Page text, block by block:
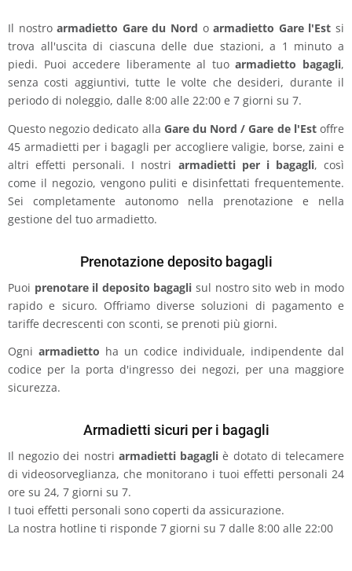
Il nostroarmadietto Gare du Nord oarmadietto Gare l'Est si
trova all'uscita di ciascuna delle due stazioni, a 1 minuto a
piedi. Puoi accedere liberamente al tuoarmadietto bagagli,
senza costi aggiuntivi, tutte le volte che desideri, durante il
periodo di noleggio, dalle 8:00 alle 22:00 e 7 giorni su 7.
Questo negozio dedicato alla Gare du Nord / Gare de l'Estoffre
45 armadietti per i bagagli per accogliere valigie, borse, zaini e
altri effetti personali. I nostri armadietti per i bagagli, così
come il negozio, vengono puliti e disinfettati frequentemente.
Sei completamente autonomo nella prenotazione e nella
gestione del tuo armadietto.
Prenotazione deposito bagagli
Puoi prenotare il deposito bagagli sul nostro sito web in modo
rapido e sicuro. Offriamo diverse soluzioni di pagamento e
tariffe decrescenti con sconti, se prenoti più giorni.
Ogni armadietto ha un codice individuale, indipendente dal
codice per la porta d'ingresso dei negozi, per una maggiore
sicurezza.
Armadietti sicuri per i bagagli
Il negozio dei nostri armadietti bagagli è dotato di telecamere
di videosorveglianza, che monitorano i tuoi effetti personali 24
ore su 24, 7 giorni su 7.
I tuoi effetti personali sono coperti da assicurazione.
La nostra hotline ti risponde 7 giorni su 7 dalle 8:00 alle 22:00